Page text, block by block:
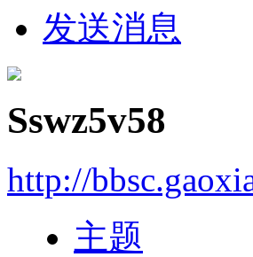
发送消息
Sswz5v58
http://
主题